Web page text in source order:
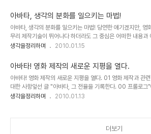
아요. 왜 그래요..
떤 사람이고 본디 나쁜 이는 없으리라 생각합니다.결국, 어디에
고, 듣고, 배우게 됨에 따라 허울의 욕망에 의해 그렇게 된 것일
다.문제는 그 잘못된 헤게모니라고 생각합니다. 하지만 그 그릇
모니가참으로 많은 사람들을 힘들고 어렵게 하고 있습니다. 이
울했던 근대사에 대하여 어줍잖은 지식으로 즉흥적으로 떠오르
은 세상을 위한 마음가..
아바타, 생각의 분화를 일으키는 마법!
아바타, 생각의 분화를 일으키는 마법! 당연한 얘기겠지만, 영
무리 제작기술이 뛰어나다 하더라도 그 중심은 어떠한 내용과
를 담고 있느냐가 무엇보다도 중요한 요소일 겁니다. 몇해 전 수
며, 나라가 온통 시끄러웠던 심형래 감독의 영화 "디워"의 기억
예가 되리라 생각합니다. 물론 이상한 논리들로 찬반이 엇갈리
분하게 얼룩졌던 그때의 기억이 좋지는 않지만... 이야기 또는
전달하고자 하는 메시지 등은 영화의 기본 골격이라고 할 수 있
때문에 아무리 영화가 멋진 기술과 영상으로 채워져 있다고 하
생각을정리하며 2010.01.15
아바타! 영화 제작의 새로운 지평을 열다.
아바타! 영화 제작의 새로운 지평을 열다. 01 영화 제작과 관
대한 사항앞선 글 "아바타, 그 전율을 기록한다. 00 프롤로그"
언급했듯이 아바타의 제작 자체가 입체영상을 바탕으로 만들었
면, 굳이 3D는 추천하고 싶지 않습니다. iMAX는 제가 보질 못
생각을정리하며 2010.01.13
더보기